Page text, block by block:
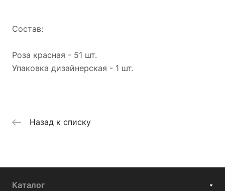
Состав:
Роза красная - 51 шт.
Упаковка дизайнерская - 1 шт.
Назад к списку
Каталог